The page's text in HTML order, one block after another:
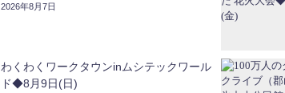
2026年8月7日
わくわくワークタウンinムシテックワール
ド◆8月9日(日)